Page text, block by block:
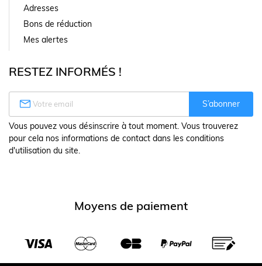
Adresses
Bons de réduction
Mes alertes
RESTEZ INFORMÉS !
 S’abonner
Vous pouvez vous désinscrire à tout moment. Vous trouverez
pour cela nos informations de contact dans les conditions
d'utilisation du site.
Moyens de paiement